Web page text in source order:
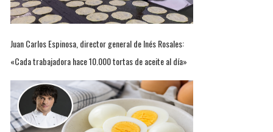
Juan Carlos Espinosa, director general de Inés Rosales:
«Cada trabajadora hace 10.000 tortas de aceite al día»